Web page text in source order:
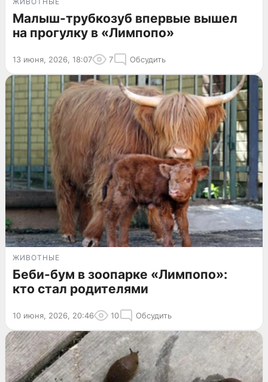
Малыш-трубкозуб впервые вышел
на прогулку в «Лимпопо»
13 июня, 2026, 18:07 7 Обсудить
ЖИВОТНЫЕ
Беби-бум в зоопарке «Лимпопо»:
кто стал родителями
10 июня, 2026, 20:46 10 Обсудить